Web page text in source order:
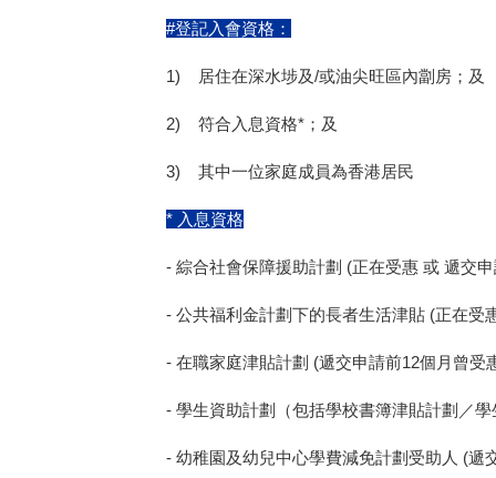
#登記入會資格：
1) 居住在深水埗及/或油尖旺區內劏房；及
2) 符合入息資格*；及
3) 其中一位家庭成員為香港居民
* 入息資格
- 綜合社會保障援助計劃 (正在受惠 或 遞交
- 公共福利金計劃下的長者生活津貼 (正在受
- 在職家庭津貼計劃 (遞交申請前12個月曾受
- 學生資助計劃（包括學校書簿津貼計劃／
- 幼稚園及幼兒中心學費減免計劃受助人 (遞